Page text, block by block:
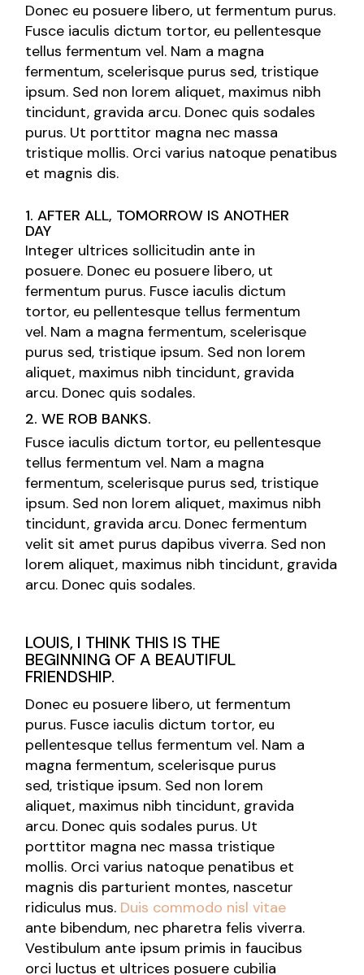
Donec eu posuere libero, ut fermentum purus.
Fusce iaculis dictum tortor, eu pellentesque
tellus fermentum vel. Nam a magna
fermentum, scelerisque purus sed, tristique
ipsum. Sed non lorem aliquet, maximus nibh
tincidunt, gravida arcu. Donec quis sodales
purus. Ut porttitor magna nec massa
tristique mollis. Orci varius natoque penatibus
et magnis dis.
1. AFTER ALL, TOMORROW IS ANOTHER
DAY
Integer ultrices sollicitudin ante in
posuere. Donec eu posuere libero, ut
fermentum purus. Fusce iaculis dictum
tortor, eu pellentesque tellus fermentum
vel. Nam a magna fermentum, scelerisque
purus sed, tristique ipsum. Sed non lorem
aliquet, maximus nibh tincidunt, gravida
arcu. Donec quis sodales.
2. WE ROB BANKS.
Fusce iaculis dictum tortor, eu pellentesque
tellus fermentum vel. Nam a magna
fermentum, scelerisque purus sed, tristique
ipsum. Sed non lorem aliquet, maximus nibh
tincidunt, gravida arcu. Donec fermentum
velit sit amet purus dapibus viverra. Sed non
lorem aliquet, maximus nibh tincidunt, gravida
arcu. Donec quis sodales.
LOUIS, I THINK THIS IS THE
BEGINNING OF A BEAUTIFUL
FRIENDSHIP.
Donec eu posuere libero, ut fermentum
purus. Fusce iaculis dictum tortor, eu
pellentesque tellus fermentum vel. Nam a
magna fermentum, scelerisque purus
sed, tristique ipsum. Sed non lorem
aliquet, maximus nibh tincidunt, gravida
arcu. Donec quis sodales purus. Ut
porttitor magna nec massa tristique
mollis. Orci varius natoque penatibus et
magnis dis parturient montes, nascetur
ridiculus mus. Duis commodo nisl vitae
ante bibendum, nec pharetra felis viverra.
Vestibulum ante ipsum primis in faucibus
orci luctus et ultrices posuere cubilia